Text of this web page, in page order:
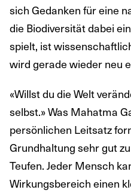
sich Gedanken für eine
die Biodiversität dabei
spielt, ist
wird gerade wieder neu
«Willst du die Welt
selbst.» Was Mahatma
persönlichen Leitsatz
Grundhaltung sehr gut
Teufen. Jeder Mensch
Wirkungsbereich einen